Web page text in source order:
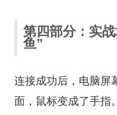
第四部分：实
鱼”
连接成功后，电脑屏
面，鼠标变成了手指